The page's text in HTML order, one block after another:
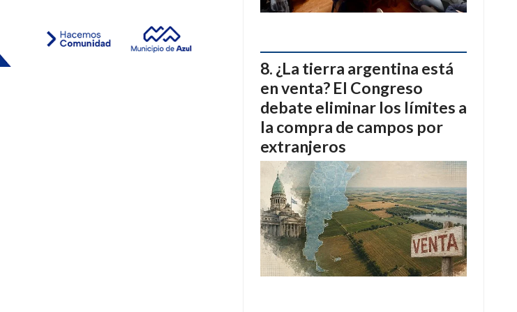
¿La tierra argentina está
en venta? El Congreso
debate eliminar los límites a
la compra de campos por
extranjeros